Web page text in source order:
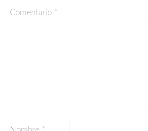
Comentario *